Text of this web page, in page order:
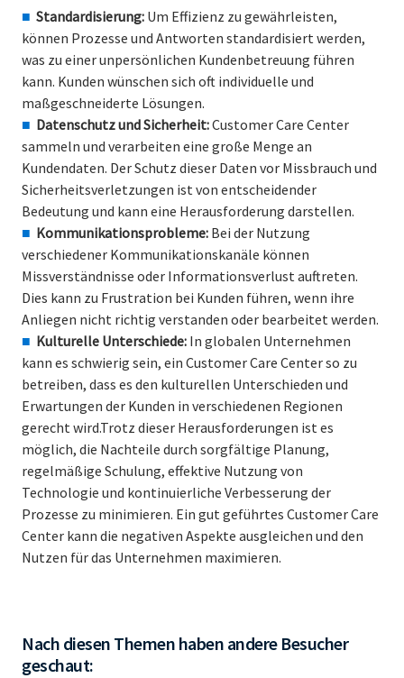
Standardisierung: Um Effizienz zu gewährleisten,
können Prozesse und Antworten standardisiert werden,
was zu einer unpersönlichen Kundenbetreuung führen
kann. Kunden wünschen sich oft individuelle und
maßgeschneiderte Lösungen.
Datenschutz und Sicherheit:Customer Care Center
sammeln und verarbeiten eine große Menge an
Kundendaten. Der Schutz dieser Daten vor Missbrauch und
Sicherheitsverletzungen ist von entscheidender
Bedeutung und kann eine Herausforderung darstellen.
Kommunikationsprobleme: Bei der Nutzung
verschiedener Kommunikationskanäle können
Missverständnisse oder Informationsverlust auftreten.
Dies kann zu Frustration bei Kunden führen, wenn ihre
Anliegen nicht richtig verstanden oder bearbeitet werden.
Kulturelle Unterschiede: In globalen Unternehmen
kann es schwierig sein, ein Customer Care Center so zu
betreiben, dass es den kulturellen Unterschieden und
Erwartungen der Kunden in verschiedenen Regionen
gerecht wird.Trotz dieser Herausforderungen ist es
möglich, die Nachteile durch sorgfältige Planung,
regelmäßige Schulung, effektive Nutzung von
Technologie und kontinuierliche Verbesserung der
Prozesse zu minimieren. Ein gut geführtes Customer Care
Center kann die negativen Aspekte ausgleichen und den
Nutzen für das Unternehmen maximieren.
Nach diesen Themen haben andere Besucher
geschaut: